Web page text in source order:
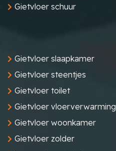
Gietvloer schuur
Gietvloer slaapkamer
Gietvloer steentjes
Gietvloer toilet
Gietvloer vloerverwarming
Gietvloer woonkamer
Gietvloer zolder